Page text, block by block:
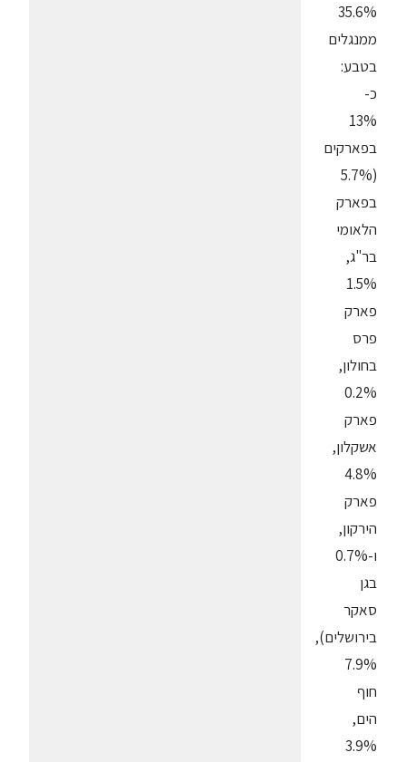
35.6%
ממנגלים
בטבע:
כ-
13%
בפארקים
(5.7%
בפארק
הלאומי
בר"ג,
1.5%
פארק
פרס
בחולון,
0.2%
פארק
אשקלון,
4.8%
פארק
הירקון,
ו-0.7%
בגן
סאקר
בירושלים),
7.9%
חוף
הים,
3.9%